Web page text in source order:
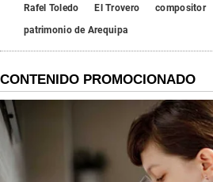
Rafel Toledo El Trovero compositor
patrimonio de Arequipa